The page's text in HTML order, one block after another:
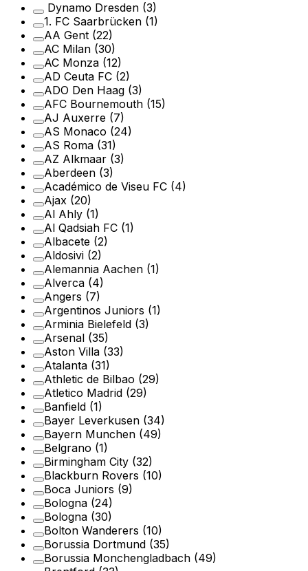
Dynamo Dresden (3)
1. FC Saarbrücken (1)
AA Gent (22)
AC Milan (30)
AC Monza (12)
AD Ceuta FC (2)
ADO Den Haag (3)
AFC Bournemouth (15)
AJ Auxerre (7)
AS Monaco (24)
AS Roma (31)
AZ Alkmaar (3)
Aberdeen (3)
Académico de Viseu FC (4)
Ajax (20)
Al Ahly (1)
Al Qadsiah FC (1)
Albacete (2)
Aldosivi (2)
Alemannia Aachen (1)
Alverca (4)
Angers (7)
Argentinos Juniors (1)
Arminia Bielefeld (3)
Arsenal (35)
Aston Villa (33)
Atalanta (31)
Athletic de Bilbao (29)
Atletico Madrid (29)
Banfield (1)
Bayer Leverkusen (34)
Bayern Munchen (49)
Belgrano (1)
Birmingham City (32)
Blackburn Rovers (10)
Boca Juniors (9)
Bologna (24)
Bologna (30)
Bolton Wanderers (10)
Borussia Dortmund (35)
Borussia Monchengladbach (49)